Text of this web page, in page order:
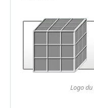
Logo